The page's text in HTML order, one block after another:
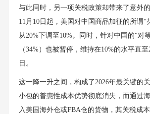
与此同时，另一项关税政策却带来了意外
11月10日起，美国对中国商品加征的所谓“
从20%下调至10%。同时，针对中国的“对
（34%）也被暂停，维持在10%的水平直至
日。
这一降一升之间，构成了2026年最关键的
小包的普惠性成本优势彻底消失，而通过
入美国海外仓或FBA仓的货物，其关税成